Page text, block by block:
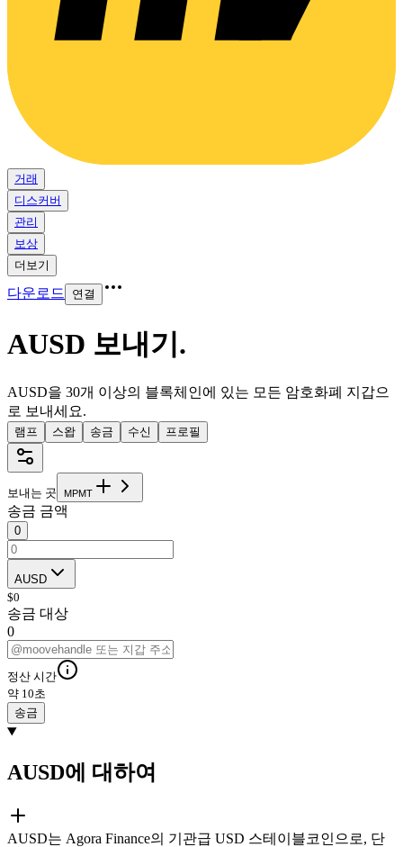
거래
디스커버
관리
보상
더보기
다운로드 연결
AUSD 보내기.
AUSD을 30개 이상의 블록체인에 있는 모든 암호화폐 지갑으
로 보내세요.
램프 스왑 송금 수신 프로필
보내는 곳 MPMT
송금 금액
0
AUSD
$0
송금 대상
0
정산 시간
약 10초
송금
AUSD에 대하여
AUSD는 Agora Finance의 기관급 USD 스테이블코인으로, 단